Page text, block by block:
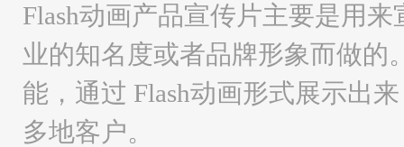
Flash动画产品宣传片主要是用
业的知名度或者品牌形象而做的
能，通过 Flash动画形式展示出
多地客户。